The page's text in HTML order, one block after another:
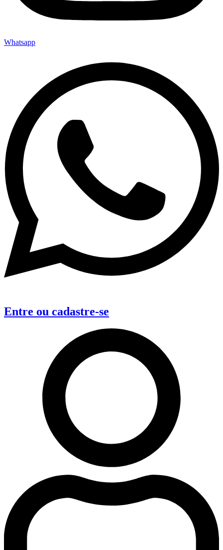
Whatsapp
Entre ou cadastre-se